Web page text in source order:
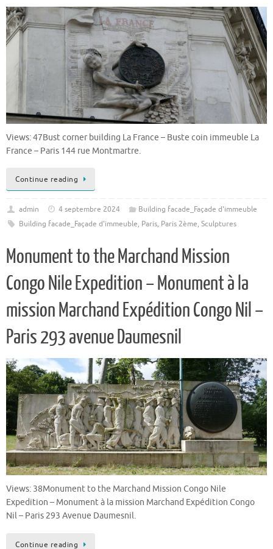
Views: 47Bust corner building La France – Buste coin immeuble La
France – Paris 144 rue Montmartre.
Continue reading
admin 4 septembre 2024
Building facade_Façade d'immeuble
Building facade_Façade d'immeuble, Paris, Paris 2ème, Sculptures
Monument to the Marchand Mission
Congo Nile Expedition – Monument à la
mission Marchand Expédition Congo Nil –
Paris 293 avenue Daumesnil
Views: 38Monument to the Marchand Mission Congo Nile
Expedition – Monument à la mission Marchand Expédition Congo
Nil – Paris 293 Avenue Daumesnil.
Continue reading